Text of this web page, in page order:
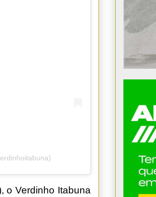
o Verdinho Itabuna